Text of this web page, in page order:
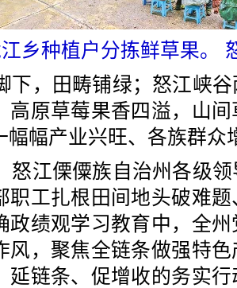
乡种植户分拣鲜草果。
下，田畴铺绿；怒江峡
高原草莓果香四溢，山
幅幅产业兴旺、各族群众
怒江傈僳族自治州各级
职工扎根田间地头破难
政绩观学习教育中，全
风，聚焦全链条做强特
延链条、促增收的务实